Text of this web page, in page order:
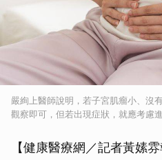
嚴絢上醫師說明，若子宮肌瘤小、沒
觀察即可，但若出現症狀，就應考慮進
【健康醫療網／記者黃嫊